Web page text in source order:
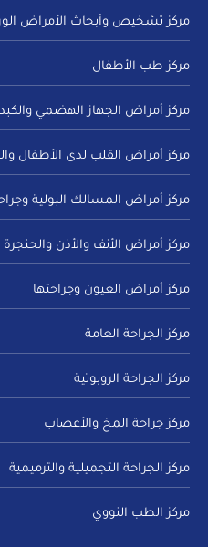
مركز تشخيص وأبحاث الأمراض
مركز طب الأطفال
مركز أمراض الجهاز الهضمي والكبد
مركز أمراض القلب لدى الأطفال
مركز أمراض المسالك البولية
مركز أمراض الأنف والأذن والحنجرة
مركز أمراض العيون وجراحتها
مركز الجراحة العامة
مركز الجراحة الروبوتية
مركز جراحة المخ والأعصاب
مركز الجراحة التجميلية والترميمية
مركز الطب النووي